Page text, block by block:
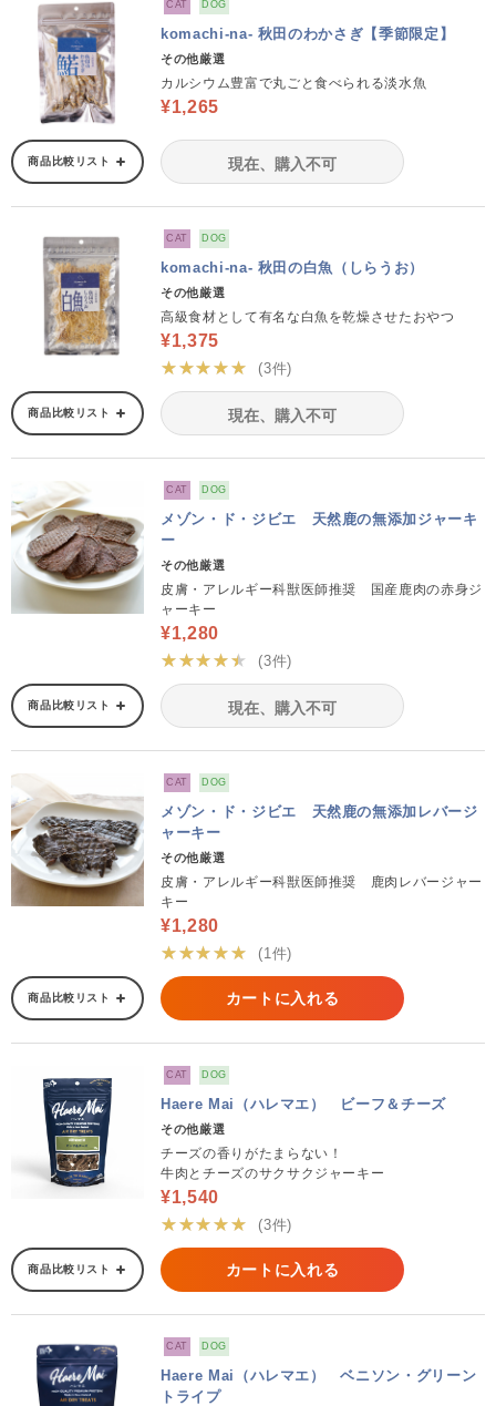
CAT DOG
komachi-na- 秋田のわかさぎ【季節限定】
その他厳選
カルシウム豊富で丸ごと食べられる淡水魚
¥1,265
商品比較リスト 現在、購入不可
CAT DOG
komachi-na- 秋田の白魚（しらうお）
その他厳選
高級食材として有名な白魚を乾燥させたおやつ
¥1,375
★★★★★
(3件)
商品比較リスト 現在、購入不可
CAT DOG
メゾン・ド・ジビエ 天然鹿の無添加ジャーキ
ー
その他厳選
皮膚・アレルギー科獣医師推奨 国産鹿肉の赤身ジ
ャーキー
¥1,280
★★★★★
(3件)
商品比較リスト 現在、購入不可
CAT DOG
メゾン・ド・ジビエ 天然鹿の無添加レバージ
ャーキー
その他厳選
皮膚・アレルギー科獣医師推奨 鹿肉レバージャー
キー
¥1,280
★★★★★
(1件)
商品比較リスト カートに入れる
CAT DOG
Haere Mai（ハレマエ） ビーフ＆チーズ
その他厳選
チーズの香りがたまらない！
牛肉とチーズのサクサクジャーキー
¥1,540
★★★★★
(3件)
商品比較リスト カートに入れる
CAT DOG
Haere Mai（ハレマエ） ベニソン・グリーン
トライプ